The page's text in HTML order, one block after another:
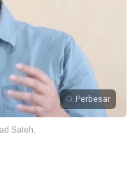
Perbesar
Saleh.